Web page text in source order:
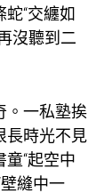
“交纏如
沒聽到二
。一私塾挨
長時光不見
“起空中
縫中一